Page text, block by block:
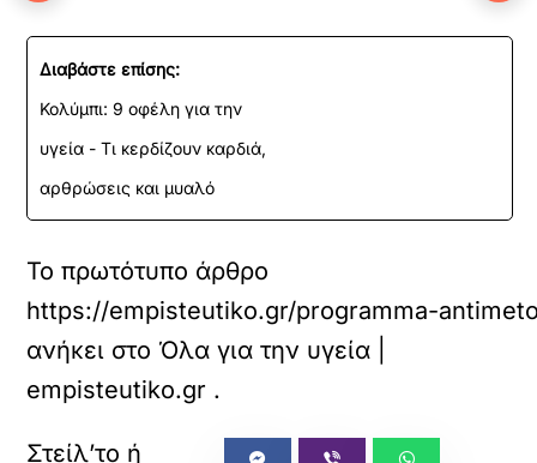
Διαβάστε επίσης:
Κολύμπι: 9 οφέλη για την
υγεία - Τι κερδίζουν καρδιά,
αρθρώσεις και μυαλό
Το πρωτότυπο άρθρο
https://empisteutiko.gr/programma-
ανήκει στο Όλα για την υγεία |
empisteutiko.gr .